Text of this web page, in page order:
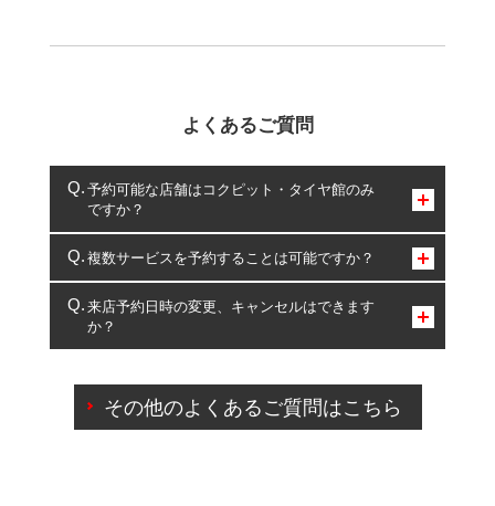
よくあるご質問
予約可能な店舗はコクピット・タイヤ館のみ
ですか？
コクピット・タイヤ館のみとなります。
複数サービスを予約することは可能ですか？
複数サービスのご予約は可能です。
一部の商品・サービスの組み合わせに限り、同時にご予約が
出来ないものもございます。
来店予約日時の変更、キャンセルはできます
か？
ご来店予約日の3営業日前を過ぎている場合のご予約
の日時変更につきましては、直接ご予約の店舗まで
その他のよくあるご質問はこちら